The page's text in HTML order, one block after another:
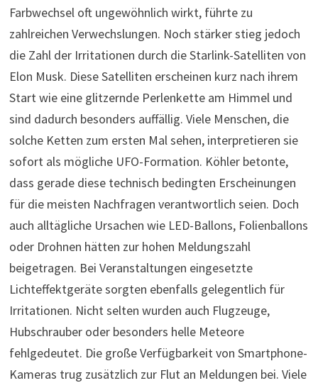
Farbwechsel oft ungewöhnlich wirkt, führte zu
zahlreichen Verwechslungen. Noch stärker stieg jedoch
die Zahl der Irritationen durch die Starlink-Satelliten von
Elon Musk. Diese Satelliten erscheinen kurz nach ihrem
Start wie eine glitzernde Perlenkette am Himmel und
sind dadurch besonders auffällig. Viele Menschen, die
solche Ketten zum ersten Mal sehen, interpretieren sie
sofort als mögliche UFO-Formation. Köhler betonte,
dass gerade diese technisch bedingten Erscheinungen
für die meisten Nachfragen verantwortlich seien. Doch
auch alltägliche Ursachen wie LED-Ballons, Folienballons
oder Drohnen hätten zur hohen Meldungszahl
beigetragen. Bei Veranstaltungen eingesetzte
Lichteffektgeräte sorgten ebenfalls gelegentlich für
Irritationen. Nicht selten wurden auch Flugzeuge,
Hubschrauber oder besonders helle Meteore
fehlgedeutet. Die große Verfügbarkeit von Smartphone-
Kameras trug zusätzlich zur Flut an Meldungen bei. Viele